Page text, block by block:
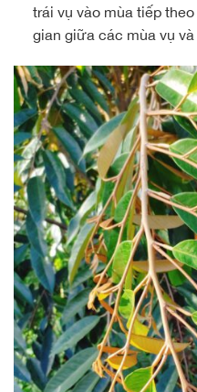
trái vụ vào mùa tiếp
gian giữa các mùa vụ